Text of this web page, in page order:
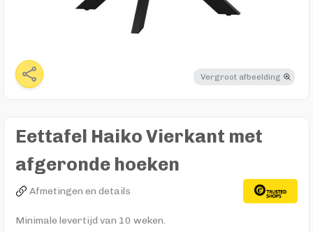
Vergroot afbeelding
Eettafel Haiko Vierkant met
afgeronde hoeken
Afmetingen en details
Minimale levertijd van 10 weken.